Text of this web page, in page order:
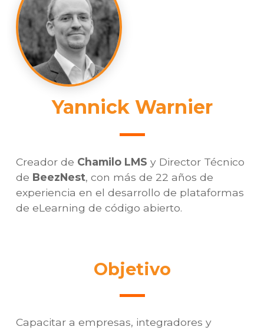
Yannick Warnier
Creador de Chamilo LMS y Director Técnico
de BeezNest, con más de 22 años de
experiencia en el desarrollo de plataformas
de eLearning de código abierto.
Objetivo
Capacitar a empresas, integradores y